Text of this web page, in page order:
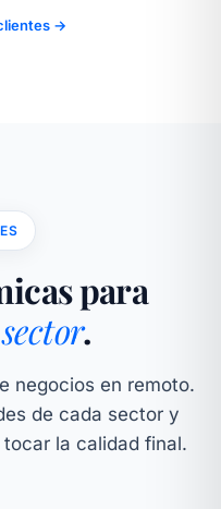
→
para
.
negocios en remoto.
de cada sector y
la calidad final.